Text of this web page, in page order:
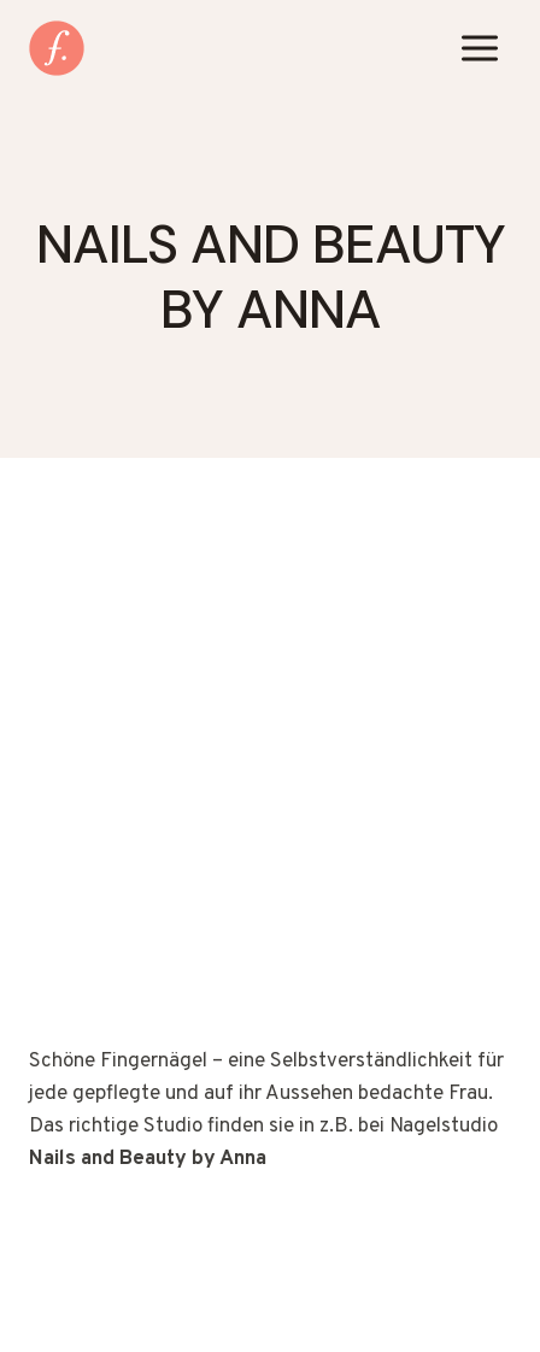
Inhalt
springen
NAILS AND BEAUTY
BY ANNA
Schöne Fingernägel – eine Selbstverständlichkeit für
jede gepflegte und auf ihr Aussehen bedachte Frau.
Das richtige Studio finden sie in z.B. bei Nagelstudio
Nails and Beauty by Anna